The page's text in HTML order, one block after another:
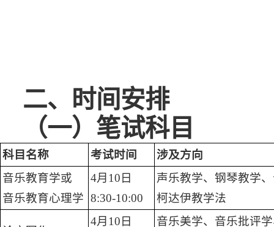
二、时间安排
（一）笔试科目
科目名称 考试时间
涉及方向
音乐教育学或
音乐教育心理学
4月10日
8:30-10:00
声乐教学、钢琴教学
柯达伊教学法
4月10日
音乐美学、音乐批评